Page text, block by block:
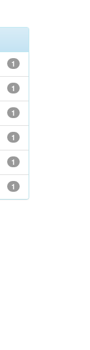
1
1
1
1
1
1